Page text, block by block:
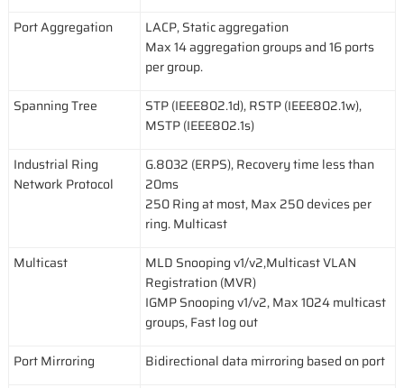
Port Aggregation
LACP, Static aggregation
Max 14 aggregation groups and 16 ports
per group.
Spanning Tree
STP (IEEE802.1d), RSTP (IEEE802.1w),
MSTP (IEEE802.1s)
Industrial Ring
Network Protocol
G.8032 (ERPS), Recovery time less than
20ms
250 Ring at most, Max 250 devices per
ring. Multicast
Multicast
MLD Snooping v1/v2,Multicast VLAN
Registration (MVR)
IGMP Snooping v1/v2, Max 1024 multicast
groups, Fast log out
Port Mirroring
Bidirectional data mirroring based on port